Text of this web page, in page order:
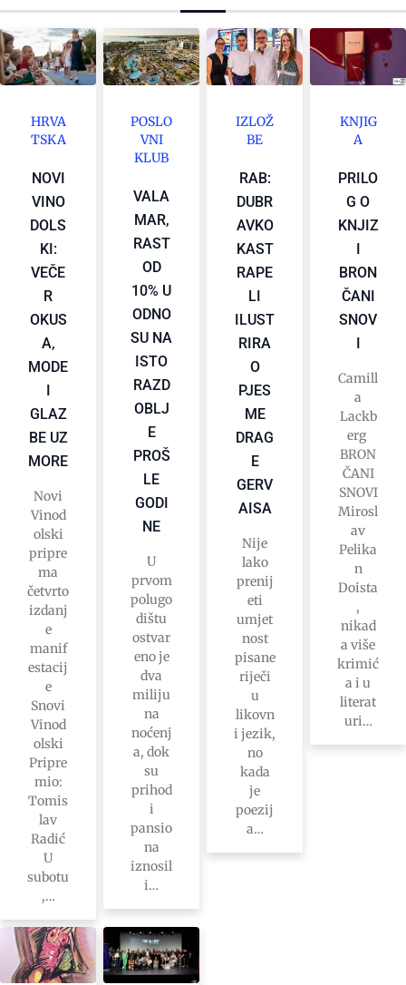
HRVA
TSKA
NOVI
VINO
DOLS
KI:
VEČE
R
OKUS
A,
MODE
I
GLAZ
BE UZ
MORE
Novi
Vinod
olski
pripre
ma
četvrto
izdanj
e
manif
estacij
e
Snovi
Vinod
olski
Pripre
mio:
Tomis
lav
Radić
U
subotu
,…
POSLO
VNI
KLUB
VALA
MAR,
RAST
OD
10% U
ODNO
SU NA
ISTO
RAZD
OBLJ
E
PROŠ
LE
GODI
NE
U
prvom
polugo
dištu
ostvar
eno je
dva
miliju
na
noćenj
a, dok
su
prihod
i
pansio
na
iznosil
i…
IZLOŽ
BE
RAB:
DUBR
AVKO
KAST
RAPE
LI
ILUST
RIRA
O
PJES
ME
DRAG
E
GERV
AISA
Nije
lako
prenij
eti
umjet
nost
pisane
riječi
u
likovn
i jezik,
no
kada
je
poezij
a…
KNJIG
A
PRILO
G O
KNJIZ
I
BRON
ČANI
SNOV
I
Camill
a
Lackb
erg
BRON
ČANI
SNOVI
Mirosl
av
Pelika
n
Doista
,
nikad
a više
krimić
a i u
literat
uri…